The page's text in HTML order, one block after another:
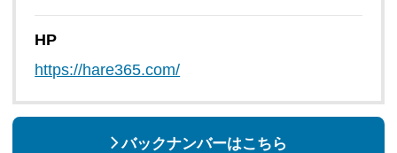
HP
https://hare365.com/
バックナンバーはこちら